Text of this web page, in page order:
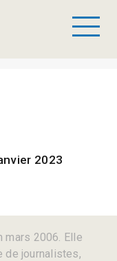
2023
mars 2006. Elle
de journalistes,